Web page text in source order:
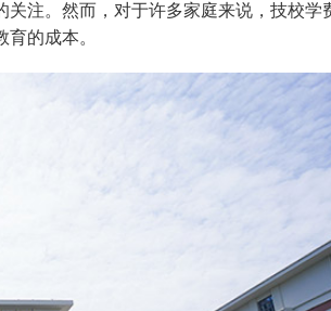
注。然而，对于许多家庭来说，技校学
的成本。